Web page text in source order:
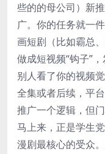
些的的母公司）新
广。你的任务就一
画短剧（比如霸总
做成短视频“钩子”
别人看了你的视频
全集或者后续，平
推广一个逻辑，但
马上来，正是学生
漫剧最核心的受众